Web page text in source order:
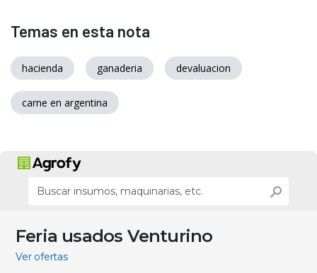
Temas en esta nota
hacienda ganaderia devaluacion
carne en argentina
Feria usados Venturino
Ver ofertas